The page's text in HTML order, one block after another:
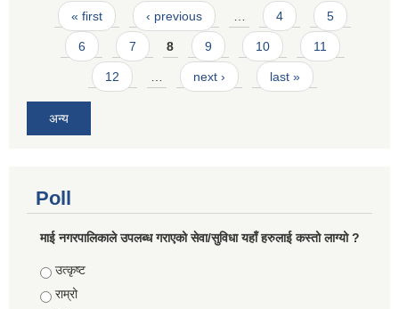
Pages
« first ‹ previous … 4 5
6 7 8 9 10 11
12 … next › last »
अन्य
Poll
माई नगरपालिकाले उपलब्ध गराएको सेवा/सुविधा यहाँ हरुलाई कस्तो लाग्यो ?
Choices
उत्कृष्ट
राम्रो